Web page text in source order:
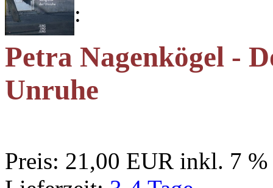
:
Petra Nagenkögel -
Unruhe
Preis: 21,00 EUR inkl. 7